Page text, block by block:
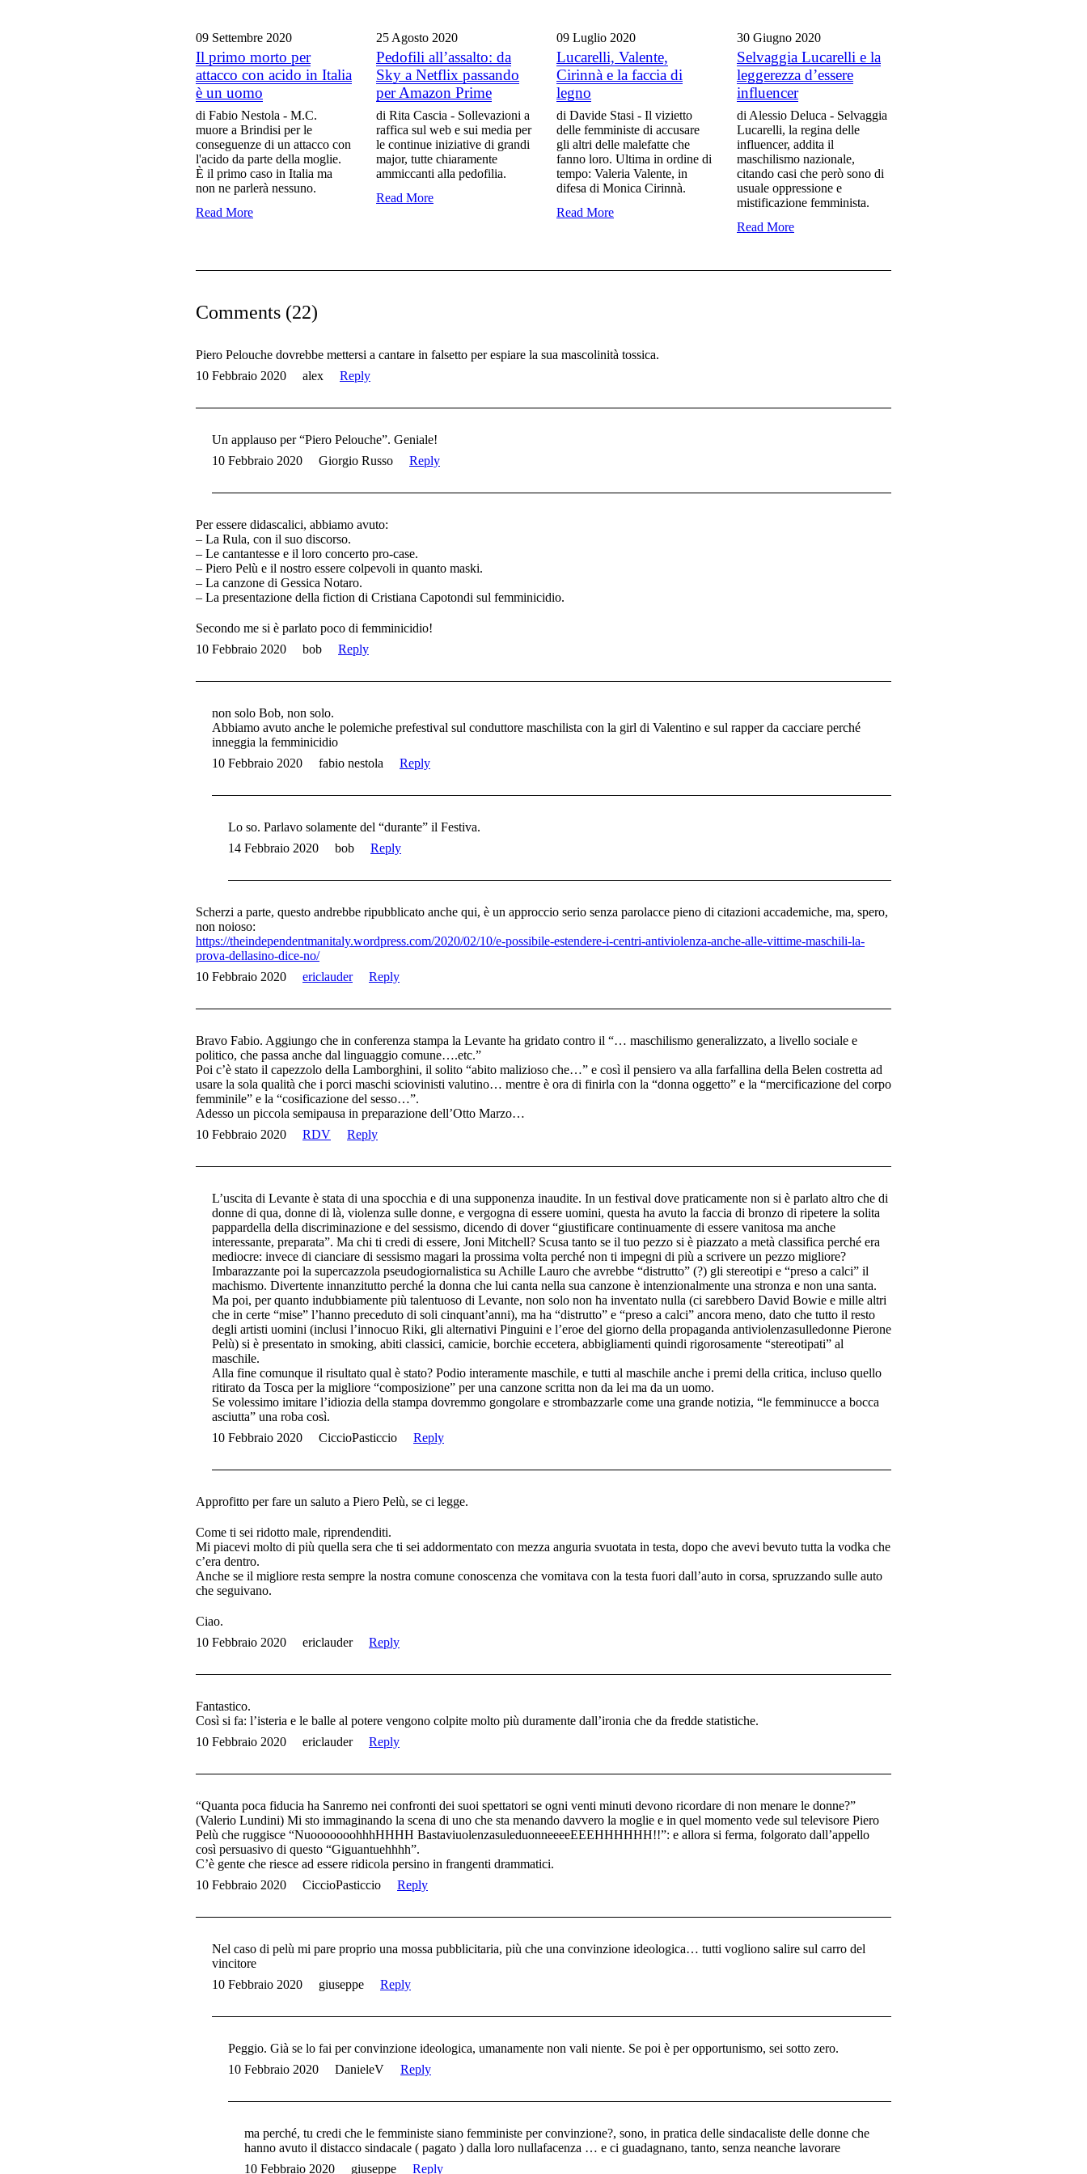
09 Settembre 2020
Il primo morto per
attacco con acido in Italia
è un uomo
di Fabio Nestola - M.C.
muore a Brindisi per le
conseguenze di un attacco con
l'acido da parte della moglie.
È il primo caso in Italia ma
non ne parlerà nessuno.
Read More
25 Agosto 2020
Pedofili all’assalto: da
Sky a Netflix passando
per Amazon Prime
di Rita Cascia - Sollevazioni a
raffica sul web e sui media per
le continue iniziative di grandi
major, tutte chiaramente
ammiccanti alla pedofilia.
Read More
09 Luglio 2020
Lucarelli, Valente,
Cirinnà e la faccia di
legno
di Davide Stasi - Il vizietto
delle femministe di accusare
gli altri delle malefatte che
fanno loro. Ultima in ordine di
tempo: Valeria Valente, in
difesa di Monica Cirinnà.
Read More
30 Giugno 2020
Selvaggia Lucarelli e la
leggerezza d’essere
influencer
di Alessio Deluca - Selvaggia
Lucarelli, la regina delle
influencer, addita il
maschilismo nazionale,
citando casi che però sono di
usuale oppressione e
mistificazione femminista.
Read More
Comments (22)
Piero Pelouche dovrebbe mettersi a cantare in falsetto per espiare la sua mascolinità tossica.
10 Febbraio 2020
alex Reply
Un applauso per “Piero Pelouche”. Geniale!
10 Febbraio 2020
Giorgio Russo Reply
Per essere didascalici, abbiamo avuto:
– La Rula, con il suo discorso.
– Le cantantesse e il loro concerto pro-case.
– Piero Pelù e il nostro essere colpevoli in quanto maski.
– La canzone di Gessica Notaro.
– La presentazione della fiction di Cristiana Capotondi sul femminicidio.
Secondo me si è parlato poco di femminicidio!
10 Febbraio 2020
bob Reply
non solo Bob, non solo.
Abbiamo avuto anche le polemiche prefestival sul conduttore maschilista con la girl di Valentino e sul rapper da cacciare perché
inneggia la femminicidio
10 Febbraio 2020
fabio nestola Reply
Lo so. Parlavo solamente del “durante” il Festiva.
14 Febbraio 2020
bob Reply
Scherzi a parte, questo andrebbe ripubblicato anche qui, è un approccio serio senza parolacce pieno di citazioni accademiche, ma, spero,
non noioso:
https://theindependentmanitaly.wordpress.com/2020/02/10/e-possibile-estendere-i-centri-antiviolenza-anche-alle-vittime-maschili-la-
prova-dellasino-dice-no/
10 Febbraio 2020
ericlauder Reply
Bravo Fabio. Aggiungo che in conferenza stampa la Levante ha gridato contro il “… maschilismo generalizzato, a livello sociale e
politico, che passa anche dal linguaggio comune….etc.”
Poi c’è stato il capezzolo della Lamborghini, il solito “abito malizioso che…” e così il pensiero va alla farfallina della Belen costretta ad
usare la sola qualità che i porci maschi sciovinisti valutino… mentre è ora di finirla con la “donna oggetto” e la “mercificazione del corpo
femminile” e la “cosificazione del sesso…”.
Adesso un piccola semipausa in preparazione dell’Otto Marzo…
10 Febbraio 2020
RDV Reply
L’uscita di Levante è stata di una spocchia e di una supponenza inaudite. In un festival dove praticamente non si è parlato altro che di
donne di qua, donne di là, violenza sulle donne, e vergogna di essere uomini, questa ha avuto la faccia di bronzo di ripetere la solita
pappardella della discriminazione e del sessismo, dicendo di dover “giustificare continuamente di essere vanitosa ma anche
interessante, preparata”. Ma chi ti credi di essere, Joni Mitchell? Scusa tanto se il tuo pezzo si è piazzato a metà classifica perché era
mediocre: invece di cianciare di sessismo magari la prossima volta perché non ti impegni di più a scrivere un pezzo migliore?
Imbarazzante poi la supercazzola pseudogiornalistica su Achille Lauro che avrebbe “distrutto” (?) gli stereotipi e “preso a calci” il
machismo. Divertente innanzitutto perché la donna che lui canta nella sua canzone è intenzionalmente una stronza e non una santa.
Ma poi, per quanto indubbiamente più talentuoso di Levante, non solo non ha inventato nulla (ci sarebbero David Bowie e mille altri
che in certe “mise” l’hanno preceduto di soli cinquant’anni), ma ha “distrutto” e “preso a calci” ancora meno, dato che tutto il resto
degli artisti uomini (inclusi l’innocuo Riki, gli alternativi Pinguini e l’eroe del giorno della propaganda antiviolenzasulledonne Pierone
Pelù) si è presentato in smoking, abiti classici, camicie, borchie eccetera, abbigliamenti quindi rigorosamente “stereotipati” al
maschile.
Alla fine comunque il risultato qual è stato? Podio interamente maschile, e tutti al maschile anche i premi della critica, incluso quello
ritirato da Tosca per la migliore “composizione” per una canzone scritta non da lei ma da un uomo.
Se volessimo imitare l’idiozia della stampa dovremmo gongolare e strombazzarle come una grande notizia, “le femminucce a bocca
asciutta” una roba così.
10 Febbraio 2020
CiccioPasticcio Reply
Approfitto per fare un saluto a Piero Pelù, se ci legge.
Come ti sei ridotto male, riprendenditi.
Mi piacevi molto di più quella sera che ti sei addormentato con mezza anguria svuotata in testa, dopo che avevi bevuto tutta la vodka che
c’era dentro.
Anche se il migliore resta sempre la nostra comune conoscenza che vomitava con la testa fuori dall’auto in corsa, spruzzando sulle auto
che seguivano.
Ciao.
10 Febbraio 2020
ericlauder Reply
Fantastico.
Così si fa: l’isteria e le balle al potere vengono colpite molto più duramente dall’ironia che da fredde statistiche.
10 Febbraio 2020
ericlauder Reply
“Quanta poca fiducia ha Sanremo nei confronti dei suoi spettatori se ogni venti minuti devono ricordare di non menare le donne?”
(Valerio Lundini) Mi sto immaginando la scena di uno che sta menando davvero la moglie e in quel momento vede sul televisore Piero
Pelù che ruggisce “NuooooooohhhHHHH BastaviuolenzasuleduonneeeeEEEHHHHHH!!”: e allora si ferma, folgorato dall’appello
così persuasivo di questo “Giguantuehhhh”.
C’è gente che riesce ad essere ridicola persino in frangenti drammatici.
10 Febbraio 2020
CiccioPasticcio Reply
Nel caso di pelù mi pare proprio una mossa pubblicitaria, più che una convinzione ideologica… tutti vogliono salire sul carro del
vincitore
10 Febbraio 2020
giuseppe Reply
Peggio. Già se lo fai per convinzione ideologica, umanamente non vali niente. Se poi è per opportunismo, sei sotto zero.
10 Febbraio 2020
DanieleV Reply
ma perché, tu credi che le femministe siano femministe per convinzione?, sono, in pratica delle sindacaliste delle donne che
hanno avuto il distacco sindacale ( pagato ) dalla loro nullafacenza … e ci guadagnano, tanto, senza neanche lavorare
10 Febbraio 2020
giuseppe Reply